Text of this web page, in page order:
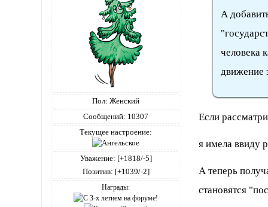
Пол: Женский
Сообщений: 10307
Текущее настроение:
Уважение: [+1818/-5]
Позитив: [+1039/-2]
Награды:
А
человека
движение
Если
я имела ввиду
А теперь
становятся